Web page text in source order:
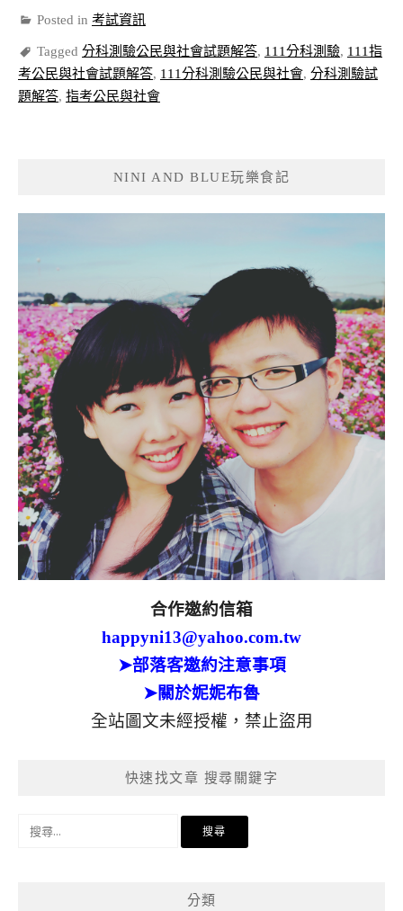
Posted in 考試資訊
Tagged 分科測驗公民與社會試題解答, 111分科測驗, 111指
考公民與社會試題解答, 111分科測驗公民與社會, 分科測驗試
題解答, 指考公民與社會
NINI AND BLUE玩樂食記
合作邀約信箱
happyni13@yahoo.com.tw
➤部落客邀約注意事項
➤關於妮妮布魯
全站圖文未經授權，禁止盜用
快速找文章 搜尋關鍵字
分類